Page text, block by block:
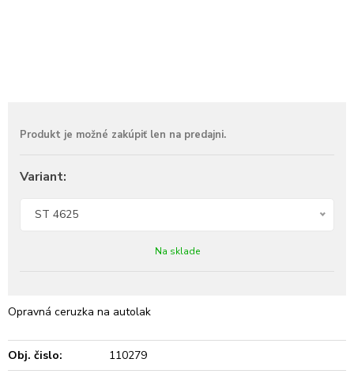
Variant:
ST 4625
Na sklade
Opravná ceruzka na autolak
Obj. čislo: 110279